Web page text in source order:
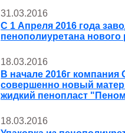
31.03.2016
С 1 Апреля 2016 года
пенополиуретана нового
18.03.2016
В начале 2016г
совершенно новый
жидкий пенопласт
18.03.2016